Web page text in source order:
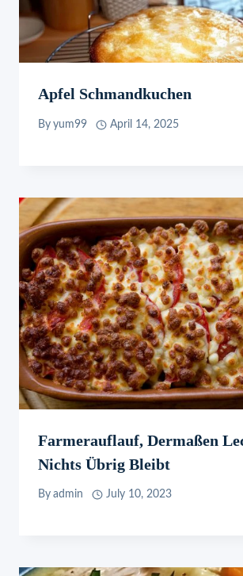
Apfel Schmandkuchen
By yum99 April 14, 2025
Farmerauflauf, Dermaßen
Nichts Übrig Bleibt
By admin July 10, 2023